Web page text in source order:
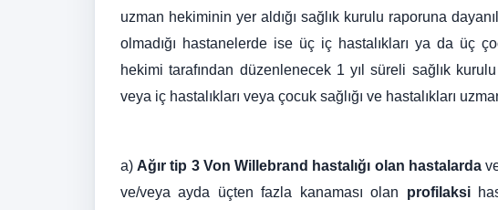
uzman hekiminin yer aldığı sağlık kurulu raporuna
olmadığı hastanelerde ise üç iç hastalıkları ya da üç
hekimi tarafından düzenlenecek 1 yıl süreli sağlık
veya iç hastalıkları veya çocuk sağlığı ve hastalıkları
a)Ağır tip 3 Von Willebrand hastalığı olan hastalarda
ve/veya ayda üçten fazla kanaması olan profilaksi